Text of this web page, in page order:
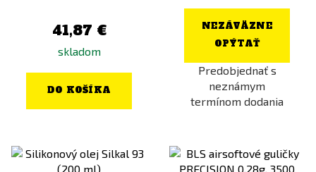
41,87 €
skladom
DO KOŠÍKA
NEZÁVÄZNE
OPÝTAŤ
Predobjednať s
neznámym
termínom dodania